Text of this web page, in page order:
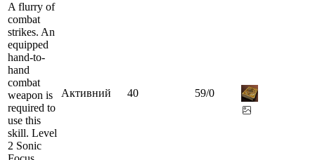
A flurry of
combat
strikes. An
equipped
hand-to-
hand
combat
weapon is
required to
use this
skill. Level
2 Sonic
Активний 40 59/0